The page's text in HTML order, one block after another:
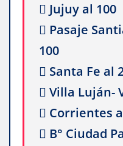
 Jujuy al 100
 Pasaje
100
 Santa Fe al
 Villa Luján-
 Corrientes
 B° Ciudad